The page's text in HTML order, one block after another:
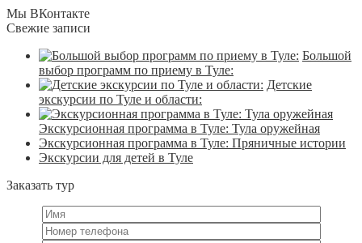
Мы ВКонтакте
Свежие записи
Большой
выбор программ по приему в Туле:
Детские
экскурсии по Туле и области:
Экскурсионная программа в Туле: Тула оружейная
Экскурсионная программа в Туле: Пряничные истории
Экскурсии для детей в Туле
Заказать тур